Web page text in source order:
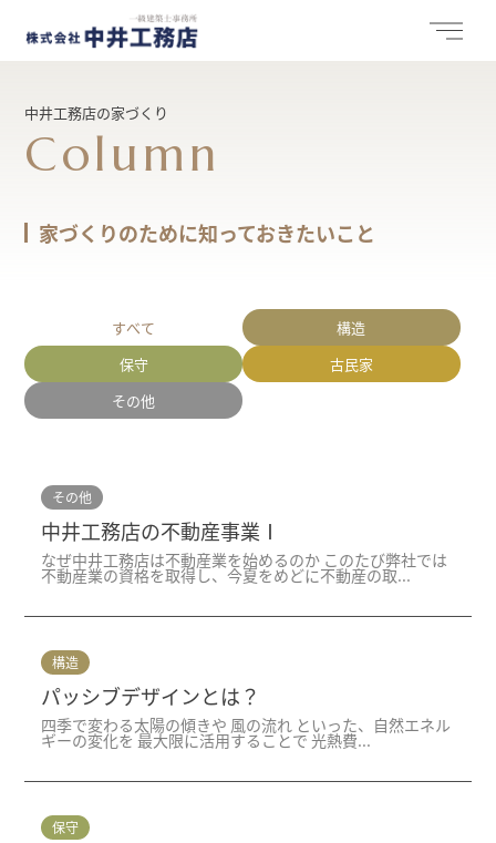
中井工務店の家づくり
Column
家づくりのために知っておきたいこと
すべて
構造
保守
古民家
その他
その他
中井工務店の不動産事業Ⅰ
なぜ中井工務店は不動産業を始めるのか このたび弊社では
不動産業の資格を取得し、今夏をめどに不動産の取...
構造
パッシブデザインとは？
四季で変わる太陽の傾きや 風の流れ といった、自然エネル
ギーの変化を 最大限に活用することで 光熱費...
保守